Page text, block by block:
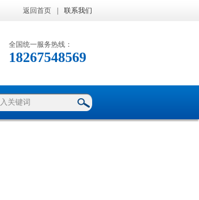
返回首页 联系我们
全国统一服务热线：
18267548569